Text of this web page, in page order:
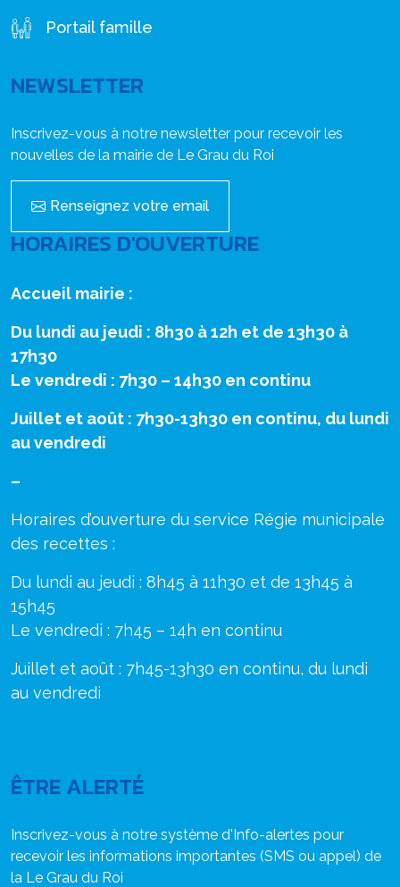
Portail famille
NEWSLETTER
Inscrivez-vous à notre newsletter pour recevoir les
nouvelles de la mairie de Le Grau du Roi
Renseignez votre email
HORAIRES D'OUVERTURE
Accueil mairie :
Du lundi au jeudi : 8h30 à 12h et de 13h30 à
17h30
Le vendredi : 7h30 – 14h30 en continu
Juillet et août : 7h30-13h30 en continu, du lundi
au vendredi
–
Horaires d’ouverture du service Régie municipale
des recettes :
Du lundi au jeudi : 8h45 à 11h30 et de 13h45 à
15h45
Le vendredi : 7h45 – 14h en continu
Juillet et août : 7h45-13h30 en continu, du lundi
au vendredi
ÊTRE ALERTÉ
Inscrivez-vous à notre système d'Info-alertes pour
recevoir les informations importantes (SMS ou appel) de
la Le Grau du Roi